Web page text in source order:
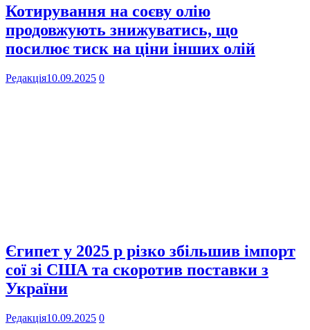
Котирування на соєву олію
продовжують знижуватись, що
посилює тиск на ціни інших олій
Редакція10.09.2025 0
Єгипет у 2025 р різко збільшив імпорт
сої зі США та скоротив поставки з
України
Редакція10.09.2025 0